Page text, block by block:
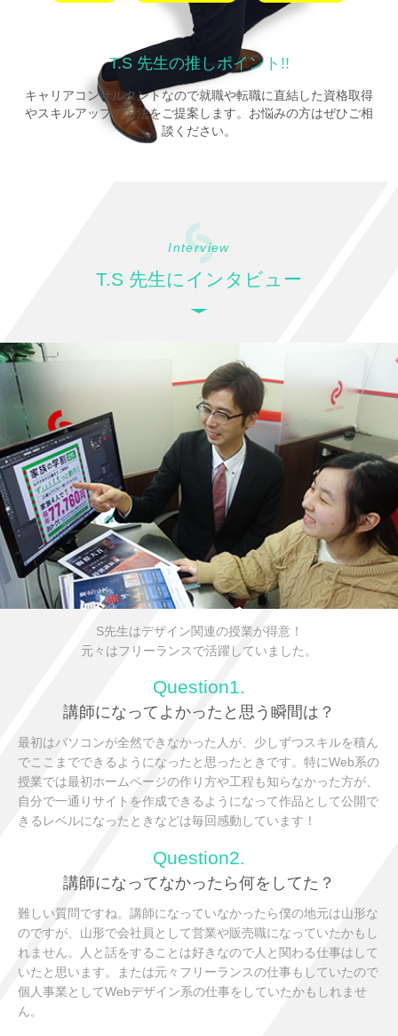
T.S 先生の推しポイント!!
キャリアコンサルタントなので就職や転職に直結した資格取得
やスキルアップの方法をご提案します。お悩みの方はぜひご相
談ください。
Interview
T.S 先生にインタビュー
S先生はデザイン関連の授業が得意！
元々はフリーランスで活躍していました。
Question1.
講師になってよかったと思う瞬間は？
最初はパソコンが全然できなかった人が、少しずつスキルを積ん
でここまでできるようになったと思ったときです。特にWeb系の
授業では最初ホームページの作り方や工程も知らなかった方が、
自分で一通りサイトを作成できるようになって作品として公開で
きるレベルになったときなどは毎回感動しています！
Question2.
講師になってなかったら何をしてた？
難しい質問ですね。講師になっていなかったら僕の地元は山形な
のですが、山形で会社員として営業や販売職になっていたかもし
れません。人と話をすることは好きなので人と関わる仕事はして
いたと思います。または元々フリーランスの仕事もしていたので
個人事業としてWebデザイン系の仕事をしていたかもしれませ
ん。